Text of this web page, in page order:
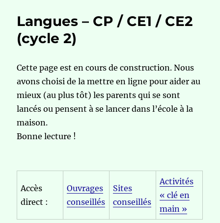
Langues – CP / CE1 / CE2
(cycle 2)
Cette page est en cours de construction. Nous
avons choisi de la mettre en ligne pour aider au
mieux (au plus tôt) les parents qui se sont
lancés ou pensent à se lancer dans l’école à la
maison.
Bonne lecture !
Accès
direct :
Ouvrages
conseillés
Sites
conseillés
Activités
« clé en
main »